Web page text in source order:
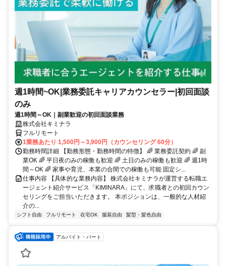
週1時間~OK|業務委託キャリアカウンセラー|初回面談
のみ
週1時間～OK｜副業歓迎の初回面談業務
株式会社キミナラ
フルリモート
1業務あたり 1,500円～3,900円（カウンセリング 60分）
勤務時間詳細 【勤務形態・勤務時間の特徴】 🌈 業務委託契約 🌈 副
業OK 🌈 平日夜のみの稼働も歓迎 🌈 土日のみの稼働も歓迎 🌈 週1時
間～OK 🌈 家事や育児、本業の合間での稼働も可能 固定シ...
仕事内容 【具体的な業務内容】 株式会社キミナラが運営する転職エ
ージェント紹介サービス「KIMINARA」にて、求職者との初回カウン
セリングをご担当いただきます。 本ポジションは、一般的な人材紹
介の...
シフト自由 フルリモート 在宅OK 服装自由 髪型・髪色自由
アルバイト・パート